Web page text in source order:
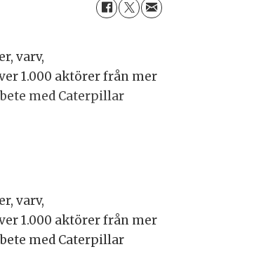
varv,
1.000 aktörer från mer
med Caterpillar
varv,
1.000 aktörer från mer
med Caterpillar